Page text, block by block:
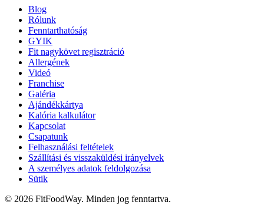
Blog
Rólunk
Fenntarthatóság
GYIK
Fit nagykövet regisztráció
Allergének
Videó
Franchise
Galéria
Ajándékkártya
Kalória kalkulátor
Kapcsolat
Csapatunk
Felhasználási feltételek
Szállítási és visszaküldési irányelvek
A személyes adatok feldolgozása
Sütik
© 2026 FitFoodWay. Minden jog fenntartva.